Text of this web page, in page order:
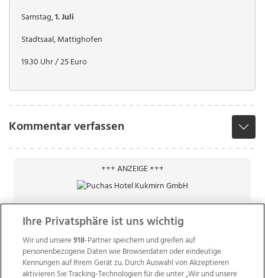
Samstag,1. Juli
Stadtsaal, Mattighofen
19.30 Uhr / 25 Euro
Kommentar verfassen
+++ ANZEIGE +++
Ihre Privatsphäre ist uns wichtig
Wir und unsere918-Partner speichern und greifen auf
personenbezogene Daten wie Browserdaten oder eindeutige
Kennungen auf Ihrem Gerät zu. Durch Auswahl von Akzeptieren
aktivieren Sie Tracking-Technologien für die unter „Wir und unsere